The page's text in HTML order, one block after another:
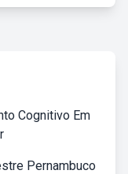
Cognitivo Em
Pernambuco